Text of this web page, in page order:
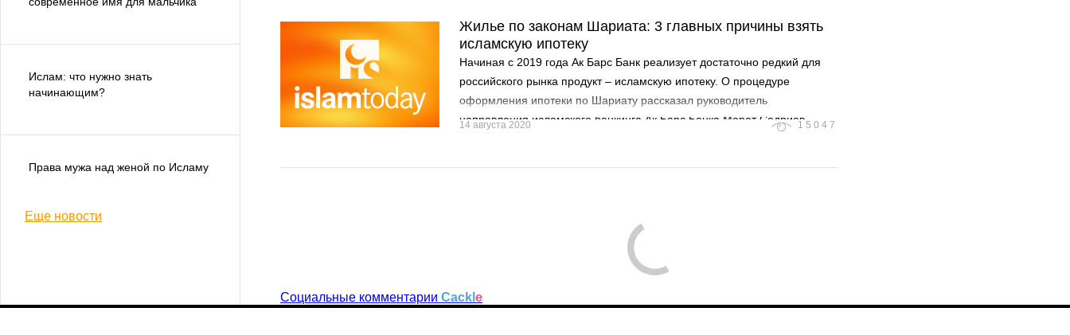
Ислам: что нужно знать
начинающим?
Права мужа над женой по Исламу
Еще новости
Жилье по законам Шариата: 3 главных причины взять
исламскую ипотеку
Начиная с 2019 года Ак Барс Банк реализует достаточно редкий для
российского рынка продукт – исламскую ипотеку. О процедуре
оформления ипотеки по Шариату рассказал руководитель
направления исламского банкинга Ак Барс Банка Марат Садриев.
14 августа 2020 15047
Социальные комментарии Cackl e